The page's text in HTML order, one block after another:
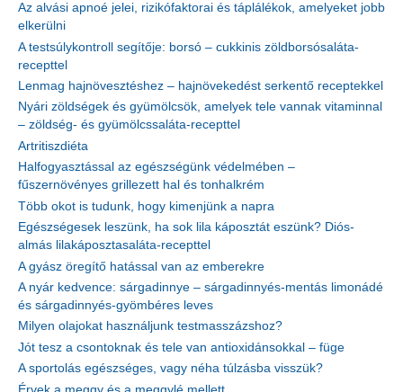
Az alvási apnoé jelei, rizikófaktorai és táplálékok, amelyeket jobb
elkerülni
A testsúlykontroll segítője: borsó – cukkinis zöldborsósaláta-
recepttel
Lenmag hajnövesztéshez – hajnövekedést serkentő receptekkel
Nyári zöldségek és gyümölcsök, amelyek tele vannak vitaminnal
– zöldség- és gyümölcssaláta-recepttel
Artritiszdiéta
Halfogyasztással az egészségünk védelmében –
fűszernövényes grillezett hal és tonhalkrém
Több okot is tudunk, hogy kimenjünk a napra
Egészségesek leszünk, ha sok lila káposztát eszünk? Diós-
almás lilakáposztasaláta-recepttel
A gyász öregítő hatással van az emberekre
A nyár kedvence: sárgadinnye – sárgadinnyés-mentás limonádé
és sárgadinnyés-gyömbéres leves
Milyen olajokat használjunk testmasszázshoz?
Jót tesz a csontoknak és tele van antioxidánsokkal – füge
A sportolás egészséges, vagy néha túlzásba visszük?